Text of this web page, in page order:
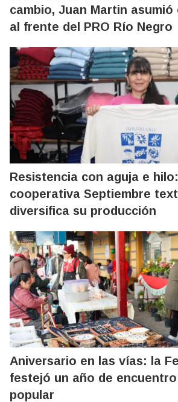
cambio, Juan Martin
al frente del PRO Río Negro
Resistencia con aguja e
cooperativa Septiembre
diversifica su producción
Aniversario en las vías: la
festejó un año de
popular